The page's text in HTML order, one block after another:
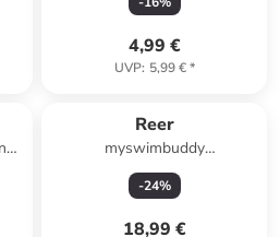
ab 0 Monate
4,99 €
UVP: 5,99 €*
Reer
myswimbuddy
Schwimmgürtel in Rot ab 15
Monate
-24%
18,99 €